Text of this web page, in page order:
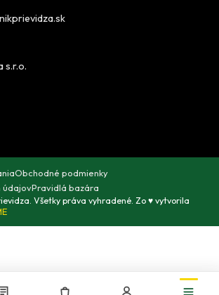
s.r.o.
Všetky práva vyhradené. Zo ♥ vytvorila
Obchodné podmienky
údajovPravidlá bazára